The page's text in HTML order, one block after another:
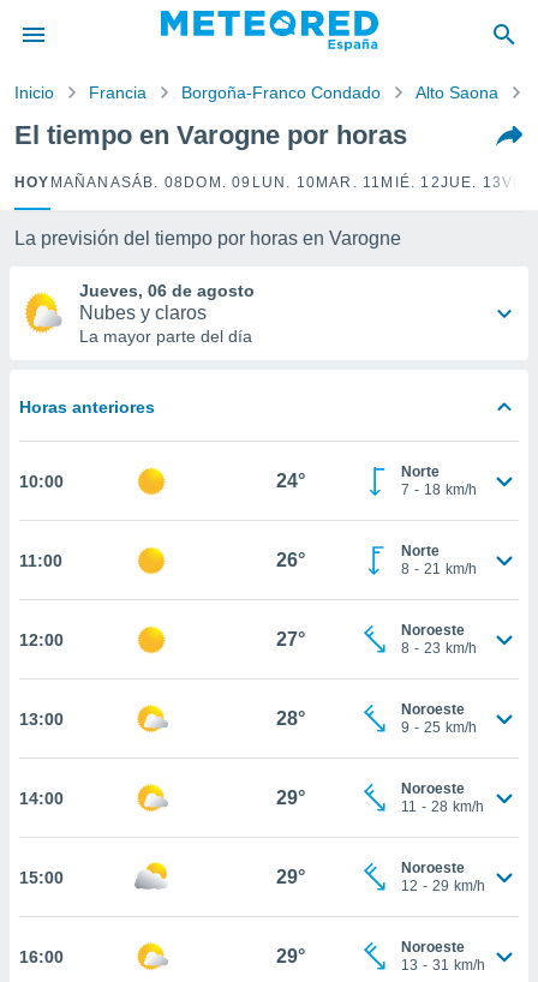
por
para
que se
calidad.
a este
y
digital
permite
seguir
coste.
a la
todas
nuestros
nos
análisis
perfil
CONFIGURACIÓN
Inicio Francia Borgoña-Franco Condado Alto Saona
El tiempo en Varogne por horas
HOY MAÑANASÁB. 08 DOM. 09 LUN. 10 MAR. 11 MIÉ. 12JUE. 13VIE.
La previsión del tiempo por horas en Varogne
Jueves, 06 de agosto
Nubes y claros
La mayor parte del día
Horas anteriores
10:00 24°
Norte
7 - 18 km/h
11:00 26°
Norte
8 - 21 km/h
12:00 27°
Noroeste
8 - 23 km/h
13:00 28°
Noroeste
9 - 25 km/h
14:00 29°
Noroeste
11 - 28 km/h
15:00 29°
Noroeste
12 - 29 km/h
16:00 29°
Noroeste
13 - 31 km/h